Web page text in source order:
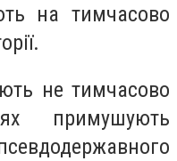
на тимчасово
не тимчасово
примушують